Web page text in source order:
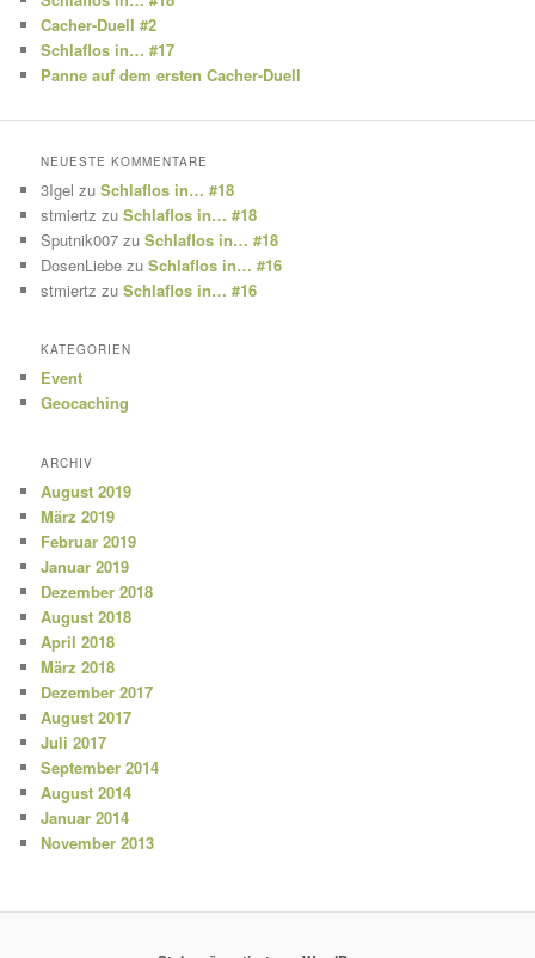
Cacher-Duell #2
Schlaflos in… #17
Panne auf dem ersten Cacher-Duell
NEUESTE KOMMENTARE
3Igel zuSchlaflos in… #18
stmiertz zuSchlaflos in… #18
Sputnik007 zuSchlaflos in… #18
DosenLiebe zuSchlaflos in… #16
stmiertz zuSchlaflos in… #16
KATEGORIEN
Event
Geocaching
ARCHIV
August 2019
März 2019
Februar 2019
Januar 2019
Dezember 2018
August 2018
April 2018
März 2018
Dezember 2017
August 2017
Juli 2017
September 2014
August 2014
Januar 2014
November 2013